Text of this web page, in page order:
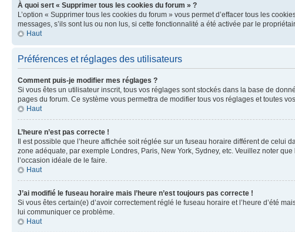
À quoi sert « Supprimer tous les cookies du forum » ?
L’option « Supprimer tous les cookies du forum » vous permet d’effacer tous les
messages, s’ils sont lus ou non lus, si cette fonctionnalité a été activée par le
Haut
Préférences et réglages des utilisateurs
Comment puis-je modifier mes réglages ?
Si vous êtes un utilisateur inscrit, tous vos réglages sont stockés dans la base de
pages du forum. Ce système vous permettra de modifier tous vos réglages et toutes
Haut
L’heure n’est pas correcte !
Il est possible que l’heure affichée soit réglée sur un fuseau horaire différent de celui
zone adéquate, par exemple Londres, Paris, New York, Sydney, etc. Veuillez noter
l’occasion idéale de le faire.
Haut
J’ai modifié le fuseau horaire mais l’heure n’est toujours pas correcte !
Si vous êtes certain(e) d’avoir correctement réglé le fuseau horaire et l’heure d’été
lui communiquer ce problème.
Haut